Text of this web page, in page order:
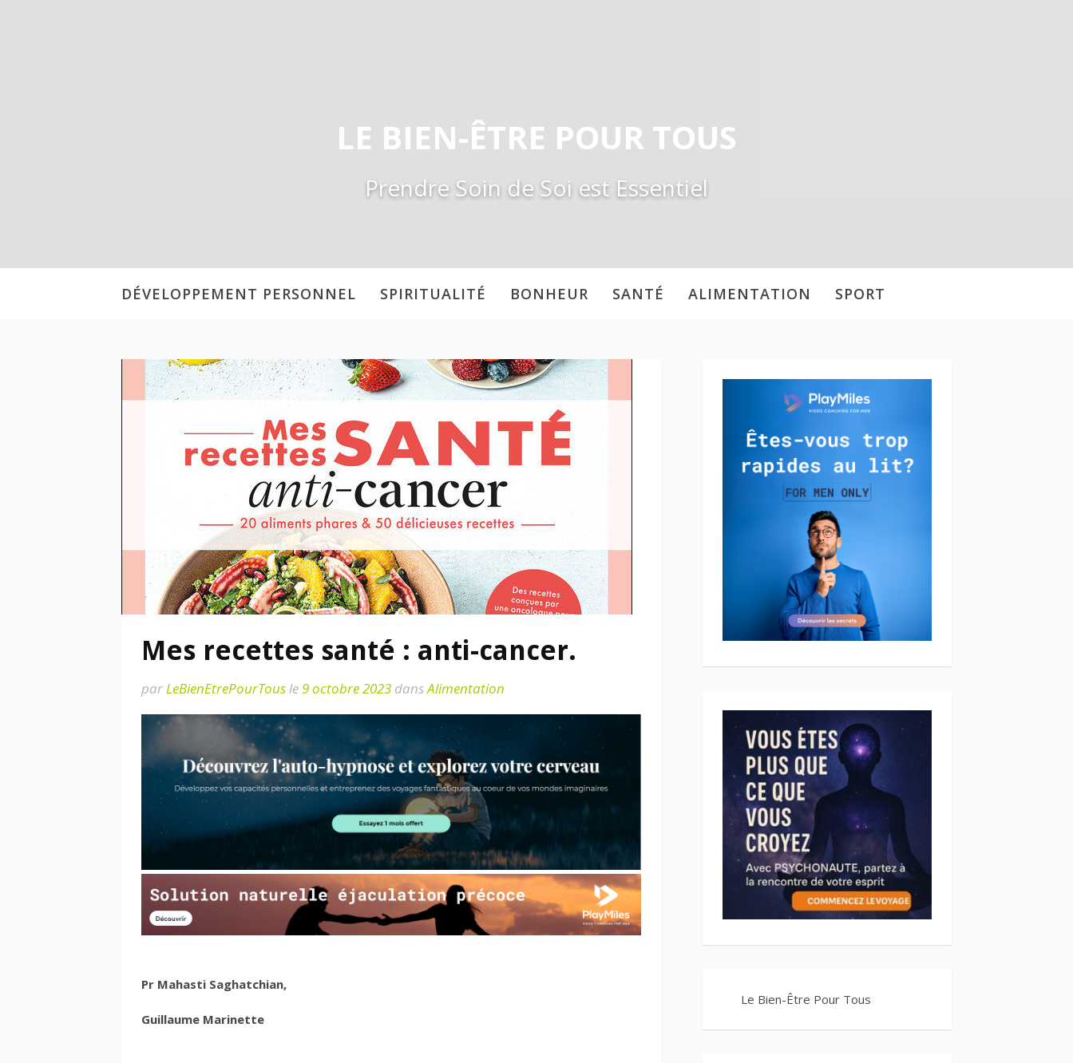
LE BIEN-ÊTRE POUR TOUS
Prendre Soin de Soi est Essentiel
DÉVELOPPEMENT PERSONNEL SPIRITUALITÉ BONHEUR SANTÉ ALIMENTATION SPORT
Mes recettes santé : anti-cancer.
parLeBienEtrePourTousle9 octobre 2023 dansAlimentation
Pr Mahasti Saghatchian,
Guillaume Marinette
Le Bien-Être Pour Tous